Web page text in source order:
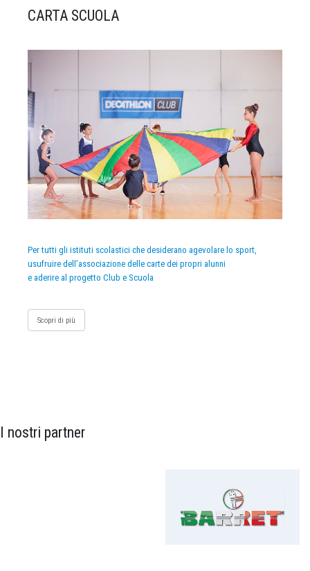
CARTA SCUOLA
Per tutti gli istituti scolastici che desiderano agevolare lo sport,
usufruire dell’associazione delle carte dei propri alunni
e aderire al progetto Club e Scuola
Scopri di più
I nostri partner